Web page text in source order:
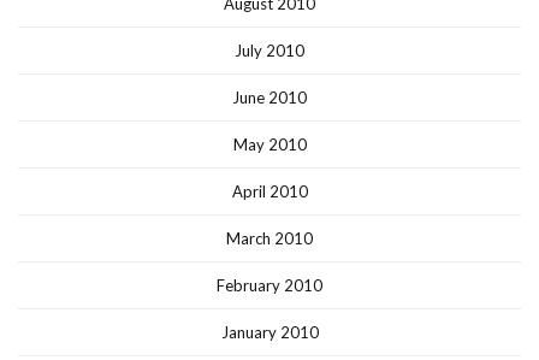
July 2010
June 2010
May 2010
April 2010
March 2010
February 2010
January 2010